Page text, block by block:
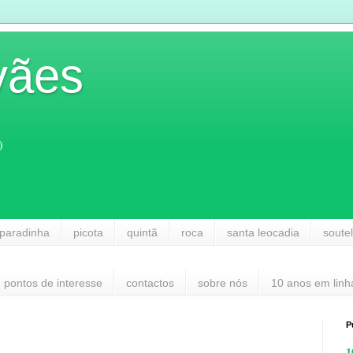
picota quintã roca santa leocadia
pontos de interesse contactos sobre nós 10 anos em